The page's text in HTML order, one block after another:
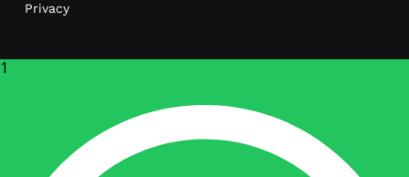
Privacy
1